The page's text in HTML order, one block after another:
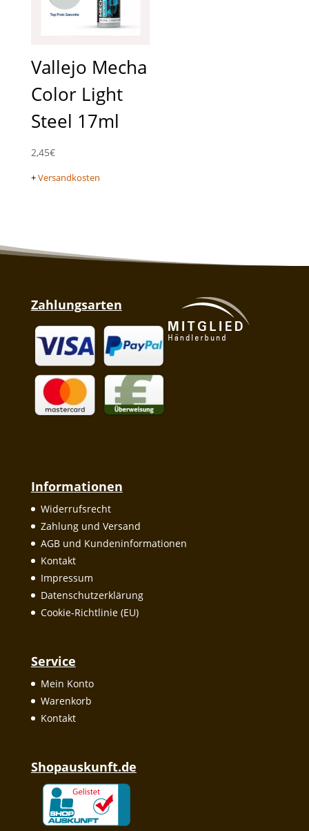
Vallejo Mecha
Color Light
Steel 17ml
2,45€
+Versandkosten
Zahlungsarten
Informationen
Widerrufsrecht
Zahlung und Versand
AGB und Kundeninformationen
Kontakt
Impressum
Datenschutzerklärung
Cookie-Richtlinie (EU)
Service
Mein Konto
Warenkorb
Kontakt
Shopauskunft.de